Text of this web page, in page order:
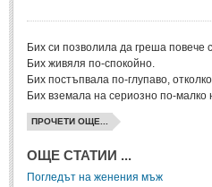
Древногръцки афоризми
Древноримски афоризми
ФИЛОСОФИЯ
ФИЛОСОФИЯ
Философски мисли
Бих си позволила да греша повече
Бих живяля по-спокойно.
Бих постъпвала по-глупаво,
Бих вземала на сериозно по-малко
ПРОЧЕТИ ОЩЕ...
ОЩЕ СТАТИИ ...
Погледът на женения мъж